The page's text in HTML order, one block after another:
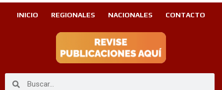
INICIO REGIONALES NACIONALES CONTACTO